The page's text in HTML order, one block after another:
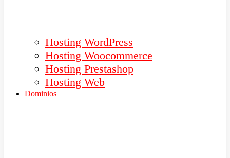
Hosting WordPress
Hosting Woocommerce
Hosting Prestashop
Hosting Web
Dominios